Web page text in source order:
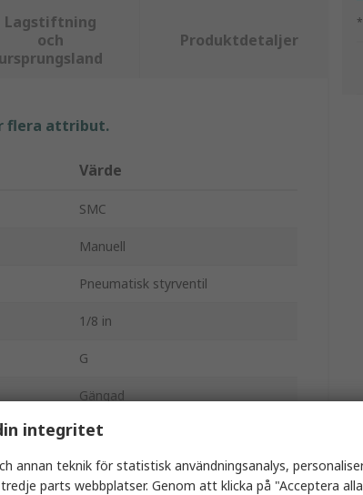
Lagstiftning
och
ursprungsland
Produktdetaljer
flera attribut.
Värde
SMC
Manuell
Pneumatisk styrventil
1/8 in
G
Gängad
VM
8 bar
integritet
annan teknik för statistisk användningsanalys,
parts webbplatser. Genom att klicka på "Acceptera